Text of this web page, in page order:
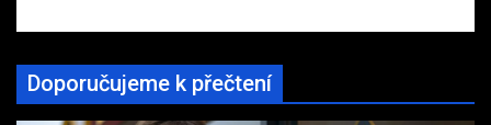
Doporučujeme k přečtení